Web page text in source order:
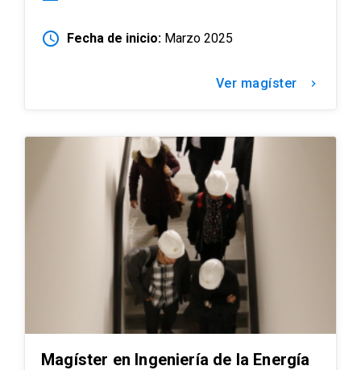
schedule Fecha de inicio: Marzo 2025
Ver magíster keyboard_arrow_right
Magíster en Ingeniería de la Energía